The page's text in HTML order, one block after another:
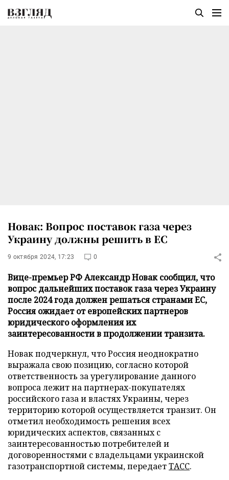
Новак: Вопрос поставок газа через
Украину должны решить в ЕС
9 октября 2024, 17:23 0
Вице-премьер РФ Александр Новак сообщил, что
вопрос дальнейших поставок газа через Украину
после 2024 года должен решаться странами ЕС,
Россия ожидает от европейских партнеров
юридического оформления их
заинтересованности в продолжении транзита.
Новак подчеркнул, что Россия неоднократно
выражала свою позицию, согласно которой
ответственность за урегулирование данного
вопроса лежит на партнерах-покупателях
российского газа и властях Украины, через
территорию которой осуществляется транзит. Он
отметил необходимость решения всех
юридических аспектов, связанных с
заинтересованностью потребителей и
договоренностями с владельцами украинской
газотранспортной системы, передаетТАСС.